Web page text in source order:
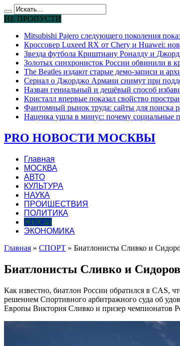
НЕ ПРОПУСТИ
Mitsubishi Pajero следующего поколения
Кроссовер Luxeed RX от Chery и Huawei:
Звезда футбола Криштиану Роналду и
Золотых синхронисток России обвинили в
The Beatles издают старые демо-записи и
Сериал о Джорджо Армани снимут при
Назван гениальный и дешёвый способ
Кристалл впервые показал свойство
Фантомный рынок труда: сайты для поиска
Наценка ушла в минус: почему социальные
PRO НОВОСТИ МОСКВЫ
Главная
МОСКВА
АВТО
КУЛЬТУРА
НАУКА
ПРОИШЕСТВИЯ
ПОЛИТИКА
СПОРТ
ЭКОНОМИКА
Главная » СПОРТ » Биатлонисты Сливко и
Биатлонисты Сливко и Сидоров
Как известно, биатлон России обратился в CAS,
решением Спортивного арбитражного суда об
Европы Виктория Сливко и призер чемпионатов